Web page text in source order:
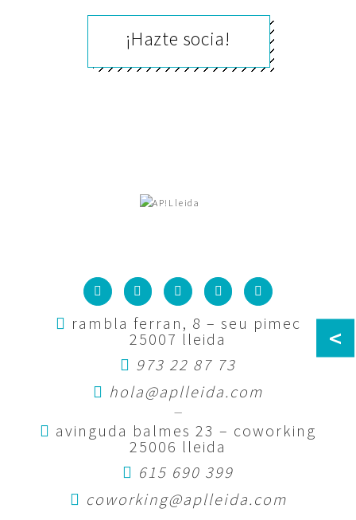
¡Hazte socia!
rambla ferran, 8 – seu pimec
25007 lleida
973 22 87 73
hola@aplleida.com
—
avinguda balmes 23 – coworking
25006 lleida
615 690 399
coworking@aplleida.com
<